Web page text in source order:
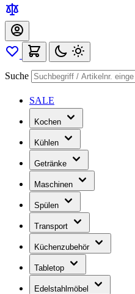
Suche
SALE
Kochen
Kühlen
Getränke
Maschinen
Spülen
Transport
Küchenzubehör
Tabletop
Edelstahlmöbel